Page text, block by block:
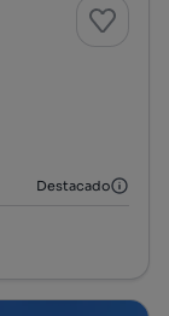
Destacado